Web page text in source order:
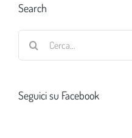
Search
Seguici su Facebook